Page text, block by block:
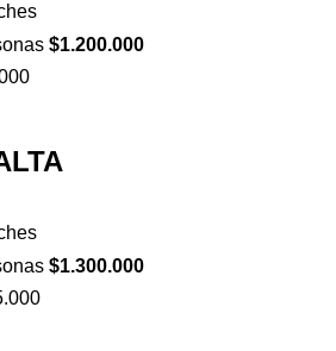
$1.200.000
$1.300.000